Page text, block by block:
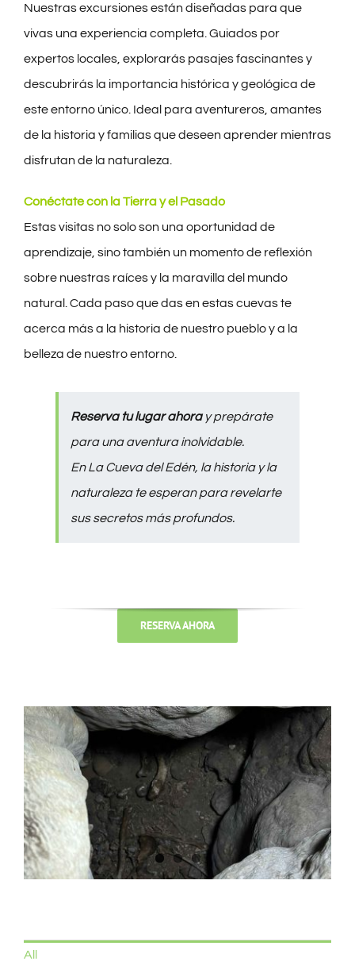
Nuestras excursiones están diseñadas para que
vivas una experiencia completa. Guiados por
expertos locales, explorarás pasajes fascinantes y
descubrirás la importancia histórica y geológica de
este entorno único. Ideal para aventureros, amantes
de la historia y familias que deseen aprender mientras
disfrutan de la naturaleza.
Conéctate con la Tierra y el Pasado
Estas visitas no solo son una oportunidad de
aprendizaje, sino también un momento de reflexión
sobre nuestras raíces y la maravilla del mundo
natural. Cada paso que das en estas cuevas te
acerca más a la historia de nuestro pueblo y a la
belleza de nuestro entorno.
Reserva tu lugar ahoray prepárate
para una aventura inolvidable.
En La Cueva del Edén, la historia y la
naturaleza te esperan para revelarte
sus secretos más profundos.
RESERVA AHORA
All